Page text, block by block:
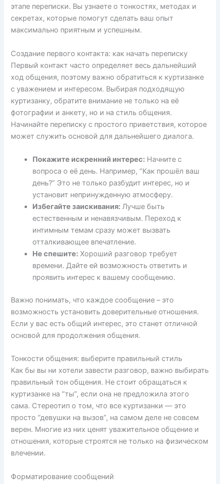
этапе переписки. Вы узнаете о тонкостях, методах и
секретах, которые помогут сделать ваш опыт
максимально приятным и успешным.
Создание первого контакта: как начать переписку
Первый контакт часто определяет весь дальнейший
ход общения, поэтому важно обратиться к куртизанке
с уважением и интересом. Выбирая подходящую
куртизанку, обратите внимание не только на её
фотографии и анкету, но и на стиль общения.
Начинайте переписку с простого приветствия, которое
может служить основой для дальнейшего диалога.
Покажите искренний интерес: Начните с
вопроса о её день. Например, “Как прошёл ваш
день?” Это не только разбудит интерес, но и
установит непринужденную атмосферу.
Избегайте заискивания: Лучше быть
естественным и ненавязчивым. Переход к
интимным темам сразу может вызвать
отталкивающее впечатление.
Не спешите: Хороший разговор требует
времени. Дайте ей возможность ответить и
проявить интерес к вашему сообщению.
Важно понимать, что каждое сообщение – это
возможность установить доверительные отношения.
Если у вас есть общий интерес, это станет отличной
основой для продолжения общения.
Тонкости общения: выберите правильный стиль
Как бы вы ни хотели завести разговор, важно выбирать
правильный тон общения. Не стоит обращаться к
куртизанке на “ты”, если она не предложила этого
сама. Стереотип о том, что все куртизанки — это
просто “девушки на вызов”, на самом деле не совсем
верен. Многие из них ценят уважительное общение и
отношения, которые строятся не только на физическом
влечении.
Форматирование сообщений